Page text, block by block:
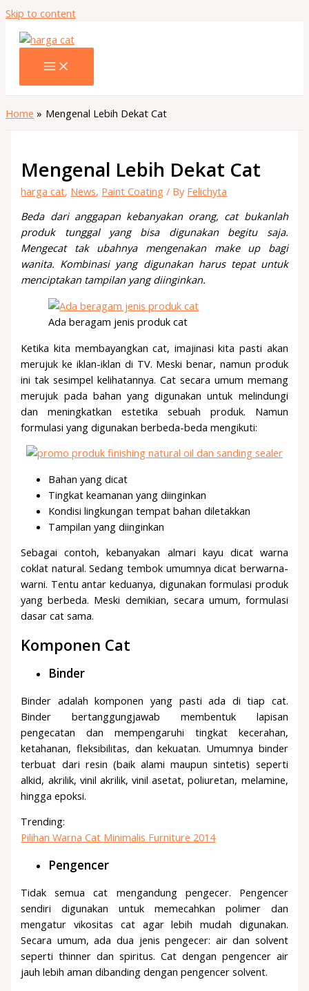
Skip to content
Home Mengenal Lebih Dekat Cat
Mengenal Lebih Dekat Cat
harga cat, News, Paint Coating / By Felichyta
Beda dari anggapan kebanyakan orang, cat bukanlah
produk tunggal yang bisa digunakan begitu saja.
Mengecat tak ubahnya mengenakan make up bagi
wanita. Kombinasi yang digunakan harus tepat untuk
menciptakan tampilan yang diinginkan.
Ada beragam jenis produk cat
Ketika kita membayangkan cat, imajinasi kita pasti akan
merujuk ke iklan-iklan di TV. Meski benar, namun produk
ini tak sesimpel kelihatannya. Cat secara umum memang
merujuk pada bahan yang digunakan untuk melindungi
dan meningkatkan estetika sebuah produk. Namun
formulasi yang digunakan berbeda-beda mengikuti:
Bahan yang dicat
Tingkat keamanan yang diinginkan
Kondisi lingkungan tempat bahan diletakkan
Tampilan yang diinginkan
Sebagai contoh, kebanyakan almari kayu dicat warna
coklat natural. Sedang tembok umumnya dicat berwarna-
warni. Tentu antar keduanya, digunakan formulasi produk
yang berbeda. Meski demikian, secara umum, formulasi
dasar cat sama.
Komponen Cat
Binder
Binder adalah komponen yang pasti ada di tiap cat.
Binder bertanggungjawab membentuk lapisan
pengecatan dan mempengaruhi tingkat kecerahan,
ketahanan, fleksibilitas, dan kekuatan. Umumnya binder
terbuat dari resin (baik alami maupun sintetis) seperti
alkid, akrilik, vinil akrilik, vinil asetat, poliuretan, melamine,
hingga epoksi.
Trending:
Pilihan Warna Cat Minimalis Furniture 2014
Pengencer
Tidak semua cat mengandung pengecer. Pengencer
sendiri digunakan untuk memecahkan polimer dan
mengatur vikositas cat agar lebih mudah digunakan.
Secara umum, ada dua jenis pengecer: air dan solvent
seperti thinner dan spiritus. Cat dengan pengencer air
jauh lebih aman dibanding dengan pengencer solvent.